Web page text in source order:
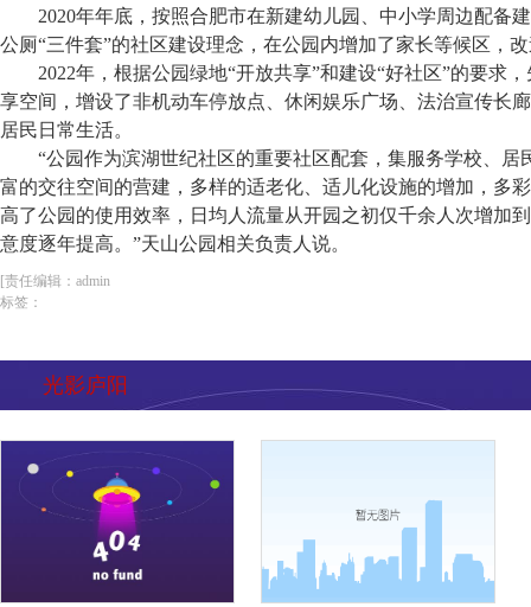
2020年年底，按照合肥市在新建幼儿园、中小学周边配备
公厕“三件套”的社区建设理念，在公园内增加了家长等候区，
2022年，根据公园绿地“开放共享”和建设“好社区”的要求
享空间，增设了非机动车停放点、休闲娱乐广场、 法治宣传长
居民日常生活。
“公园作为滨湖世纪社区的重要社区配套，集服务学校、居
富的交往空间的营建，多样的适老化、适儿化设施的增加，多
高了公园的使用效率，日均人流量从开园之初仅千余人次增加
意度逐年提高。”天山公园相关负责人说。
[责任编辑：admin
标签：
光影庐阳